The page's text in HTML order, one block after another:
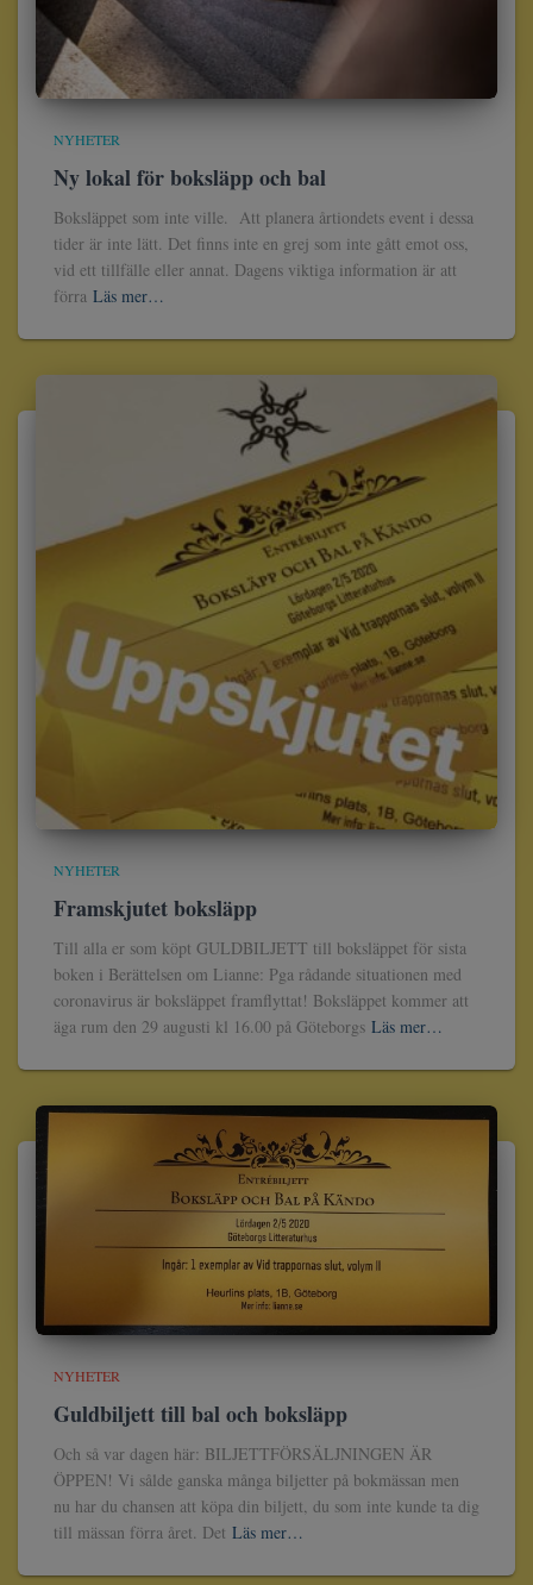
NYHETER
Ny lokal för boksläpp och bal
Boksläppet som inte ville. Att planera årtiondets event i dessa
tider är inte lätt. Det finns inte en grej som inte gått emot oss,
vid ett tillfälle eller annat. Dagens viktiga information är att
förra Läs mer…
NYHETER
Framskjutet boksläpp
Till alla er som köpt GULDBILJETT till boksläppet för sista
boken i Berättelsen om Lianne: Pga rådande situationen med
coronavirus är boksläppet framflyttat! Boksläppet kommer att
äga rum den 29 augusti kl 16.00 på Göteborgs Läs mer…
NYHETER
Guldbiljett till bal och boksläpp
Och så var dagen här: BILJETTFÖRSÄLJNINGEN ÄR
ÖPPEN! Vi sålde ganska många biljetter på bokmässan men
nu har du chansen att köpa din biljett, du som inte kunde ta dig
till mässan förra året. Det Läs mer…